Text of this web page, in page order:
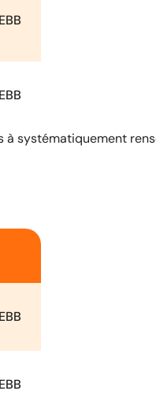
à systématiquement